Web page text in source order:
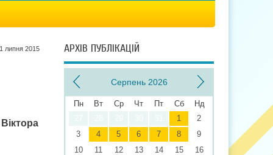
липня 2015 АРХІВ ПУБЛІКАЦІЙ
Серпень 2026
Пн Вт Ср Чт Пт Сб
Нд
1
2
3
4 5 6 7 8
9
10
11 12 13 14 15
16